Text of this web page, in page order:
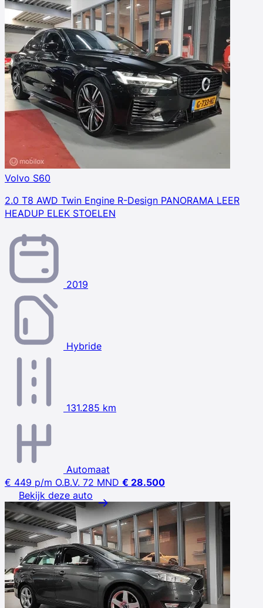
Volvo S60
2.0 T8 AWD Twin Engine R-Design PANORAMA LEER
HEADUP ELEK STOELEN
2019
Hybride
131.285 km
Automaat
€ 449 p/m O.B.V. 72 MND € 28.500
Bekijk deze auto